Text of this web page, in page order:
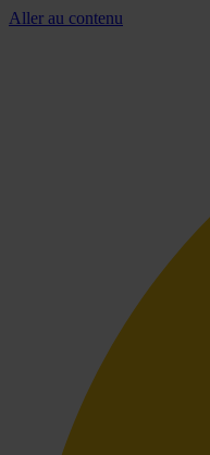
Aller au contenu